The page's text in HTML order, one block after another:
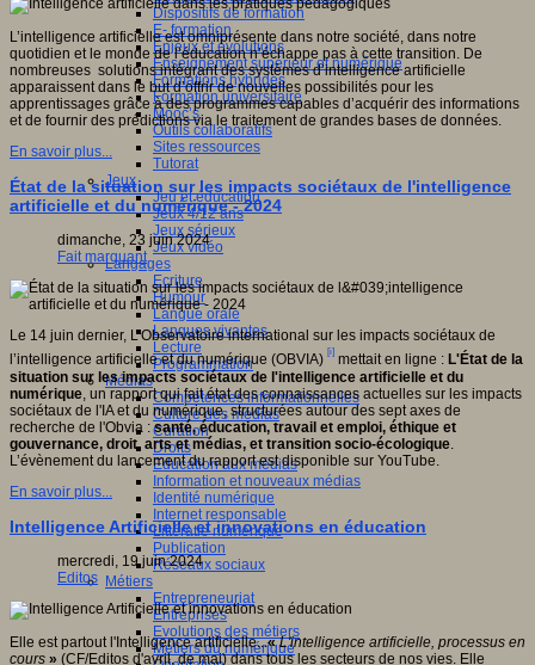
Dispositifs de formation
E- formation
Enjeux et évolutions
Enseignement supérieur et numérique
Formations hybrides
Formation universitaire
Mooc’s
Outils collaboratifs
Sites ressources
Tutorat
Jeux
Jeu et éducation
Jeux 4/12 ans
Jeux sérieux
Jeux vidéo
Langages
Ecriture
Humour
Langue orale
Langues vivantes
Lecture
Programmation
Médias
Compétences informationnelles
Culture des médias
Curation
Droits
Education aux médias
Information et nouveaux médias
Identité numérique
Internet responsable
Littératie numérique
Publication
Réseaux sociaux
Métiers
Entrepreneuriat
Entreprises
Evolutions des métiers
Métiers du numérique
L’intelligence artificielle est omniprésente dans notre société, dans notre
quotidien et le monde de l’éducation n’échappe pas à cette transition. De
nombreuses solutions intégrant des systèmes d’intelligence artificielle
apparaissent dans le but d’offrir de nouvelles possibilités pour les
apprentissages grâce à des programmes capables d’acquérir des informations
et de fournir des prédictions via le traitement de grandes bases de données.
En savoir plus...
État de la situation sur les impacts sociétaux de l'intelligence
artificielle et du numérique - 2024
dimanche, 23 juin 2024
Fait marquant
Le 14 juin dernier, L’Observatoire international sur les impacts sociétaux de
l’intelligence artificielle et du numérique (OBVIA)
[i]
mettait en ligne : L'État de la
situation sur les impacts sociétaux de l'intelligence artificielle et du
numérique , un rapport qui fait état des connaissances actuelles sur les impacts
sociétaux de l'IA et du numérique, structurées autour des sept axes de
recherche de l'Obvia :santé, éducation, travail et emploi, éthique et
gouvernance, droit, arts et médias, et transition socio-écologique
L’évènement du lancement du rapport est disponible sur YouTube.
En savoir plus...
Intelligence Artificielle et innovations en éducation
mercredi, 19 juin 2024
Editos
Elle est partout l'Intelligence artificielle...«L'intelligence artificielle, processus en
cours » (CF/Editos d'avril, de mai) dans tous les secteurs de nos vies. Elle